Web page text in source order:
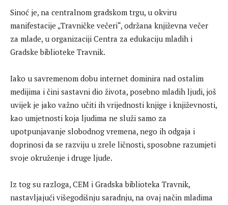
Sinoć je, na centralnom gradskom trgu, u okviru
manifestacije „Travničke večeri“, održana književna večer
za mlade, u organizaciji Centra za edukaciju mladih i
Gradske biblioteke Travnik.
Iako u savremenom dobu internet dominira nad ostalim
medijima i čini sastavni dio života, posebno mladih ljudi, još
uvijek je jako važno učiti ih vrijednosti knjige i književnosti,
kao umjetnosti koja ljudima ne služi samo za
upotpunjavanje slobodnog vremena, nego ih odgaja i
doprinosi da se razviju u zrele ličnosti, sposobne razumjeti
svoje okruženje i druge ljude.
Iz tog su razloga, CEM i Gradska biblioteka Travnik,
nastavljajući višegodišnju saradnju, na ovaj način mladima